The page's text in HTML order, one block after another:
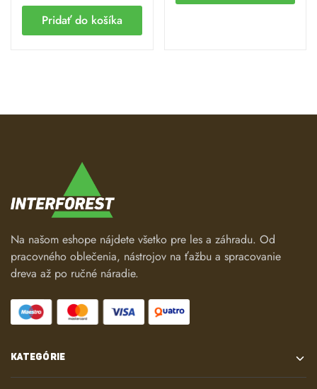
Pridať do košíka
Na našom eshope nájdete všetko pre les a záhradu. Od
pracovného oblečenia, nástrojov na ťažbu a spracovanie
dreva až po ručné náradie.
KATEGÓRIE